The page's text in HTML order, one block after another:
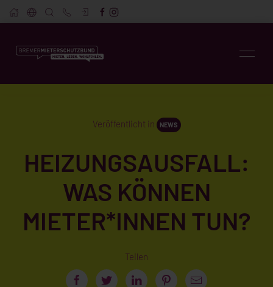
Veröffentlicht in NEWS
HEIZUNGSAUSFALL:
WAS KÖNNEN
MIETER*INNEN TUN?
Teilen